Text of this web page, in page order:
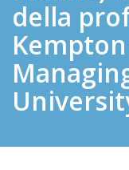
della